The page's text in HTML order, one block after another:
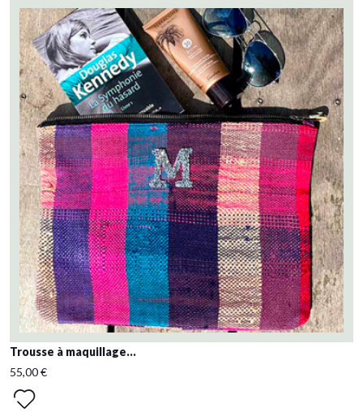
Trousse à maquillage...
55,00 €